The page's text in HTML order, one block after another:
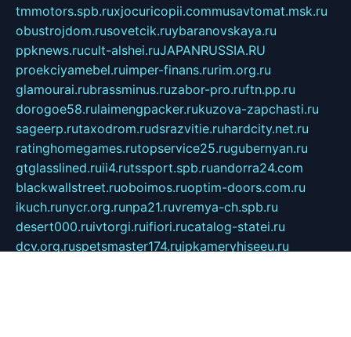
tmmotors.spb.ruxjocuricopii.commusavtomat.msk.ru
obustrojdom.rusovetcik.ruybaranovskaya.ru
ppknews.rucult-alshei.ruJAPANRUSSIA.RU
proekciyamebel.ruimper-finans.rurim.org.ru
glamourai.rubrassminus.ruzabor-pro.ruftn.pp.ru
dorogoe58.rulaimengpacker.rukuzova-zapchasti.ru
sageerp.rutaxodrom.rudsrazvitie.ruhardcity.net.ru
ratinghomegames.rutopservice25.rugubernyan.ru
gtglasslined.ruii4.rutssport.spb.ruandorra24.com
blackwallstreet.ruoboimos.ruoptim-doors.com.ru
ikuch.runycr.org.runpa21.ruvremya-ch.spb.ru
desert000.ruivtorgi.ruifiori.rucatalog-statei.ru
dcv.org.ruspetsmaster174.ruipkameryhiseeu.ru